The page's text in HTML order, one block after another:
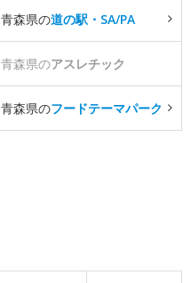
青森県の道の駅・SA/PA
青森県のアスレチック
青森県のフードテーマパーク